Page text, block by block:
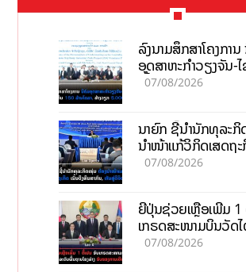
ລົງນາມສຶກສາໂຄງກາ
ອຸດສາຫະກຳວຽງຈັນ-
ເປົ້າດຶງທຶນ 150 ລ້ານໂດ
07/08/2026
ນາຍົກ ຊີ້ນຳນັກທຸລະ
ນຳໜ້າແກ້ວິກິດເສດຖະ
ທຶນສາກົນ, ຫັນສູ່ດິຈິຕ
07/08/2026
ຍີ່ປຸ່ນຊ່ວຍເຫຼືອເພີ່ມ 1
ເກຣດສະໜາມບິນວັດໄ
ການເຕີບໂຕ
07/08/2026